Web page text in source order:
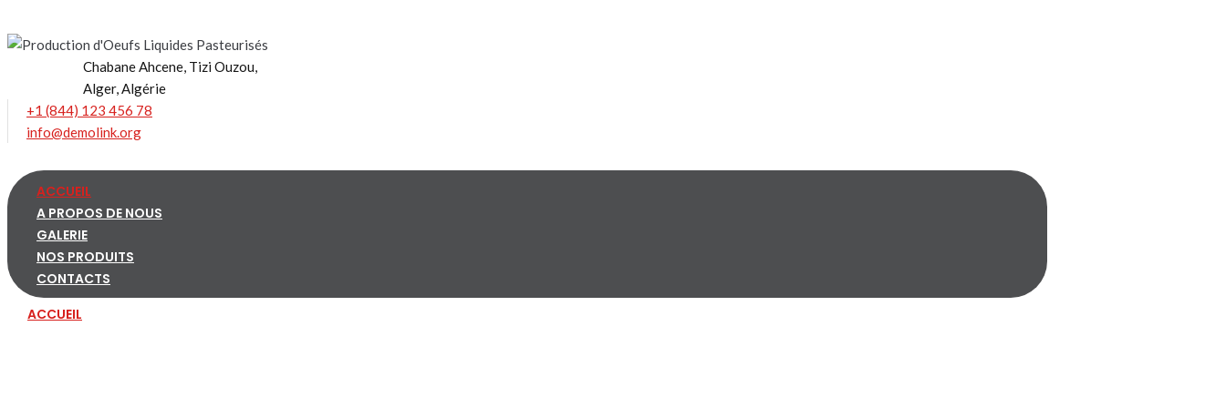
to
Chabane Ahcene, Tizi Ouzou,
Alger, Algérie
+1 (844) 123 456 78
info@demolink.org
ACCUEIL
A PROPOS DE NOUS
GALERIE
NOS PRODUITS
CONTACTS
ACCUEIL